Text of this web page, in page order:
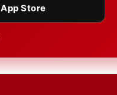
App Store